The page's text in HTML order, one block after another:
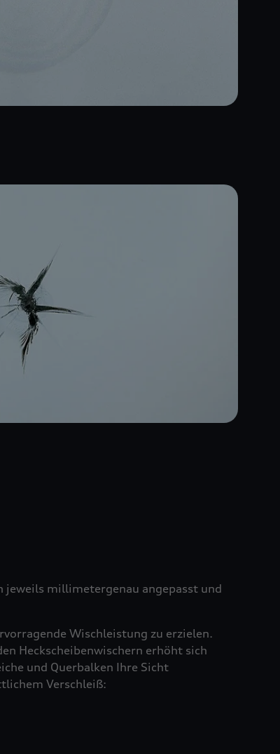
jeweils millimetergenau angepasst und
Wischleistung zu erzielen.
Heckscheibenwischern erhöht sich
und Querbalken Ihre Sicht
Verschleiß: